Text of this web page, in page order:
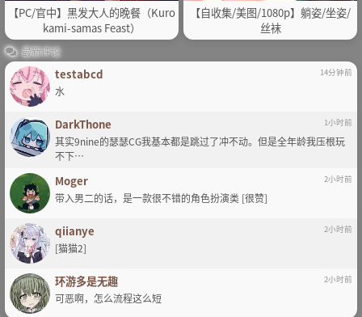
【PC/官中】黑发大人的晚餐（Kuro
kami-samas Feast）
【自收集/美图/1080p】躺姿/坐姿/
丝袜
最新评论
testabcd 14分钟前
水
DarkThone 1小时前
其实9nine的瑟瑟CG我基本都是跳过了冲不动。但是全年龄我压根玩
不下…
Moger 2小时前
带入男二的话，是一款很不错的角色扮演类 [很赞]
qiianye 2小时前
[猫猫2]
环游多是无趣 2小时前
可恶啊，怎么流程这么短